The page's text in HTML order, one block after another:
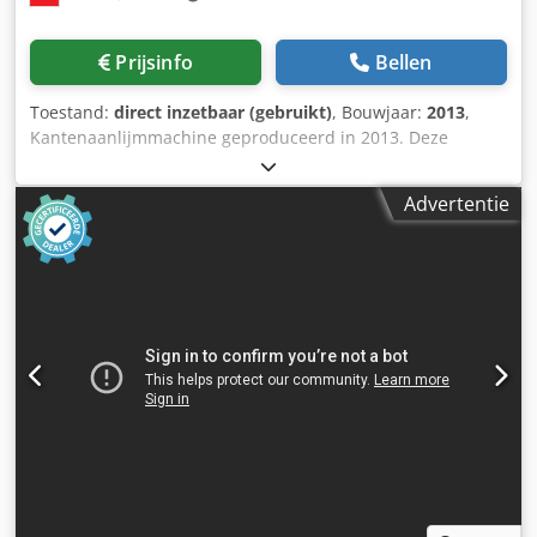
veiligheidsuitschakeling • Postforming-unit, incl. scoring-
unit • Automatische centrale smering • Gesloten drukbalk •
meerprijs: Stofafzuigsysteem (€4.000,00) • Merk: AL-KO •
Model: AGGREGAAT 300P • Jaar van fabricage: 2011 •
Luchtstroom: 5089 m³/h • Vacuüm: 2050 pA •
Motorvermogen: 7,5 kW • Zuiginlaat: 300 mm • Opvang: 3
tanks van elk 250 l • Geïntegreerde automatische
uitschakeling
Prijsinfo Bellen
Toestand: direct inzetbaar (gebruikt), Bouwjaar: 2013,
Kantenaanlijmmachine geproduceerd in 2013. Deze
HOLZHER Streamer 1054 heeft een voorfreesunit met
diamantgereedschappen die werkstukdiktes tot 60 mm
aankan. De machine is uitgerust met een Glu Jet S-
cassettesysteem voor het aanbrengen van lijm en een
pneumatische afsnijeenheid. De machine heeft ook een
Voorfrezen: diamantgereedschappen • Werkstukdikte: tot
60 mm • Aanbrengen van lijm: Glu Jet S cartridgesysteem
(EVA / PUR) • Eindafwerkingseenheid: pneumatisch •
Advertentie